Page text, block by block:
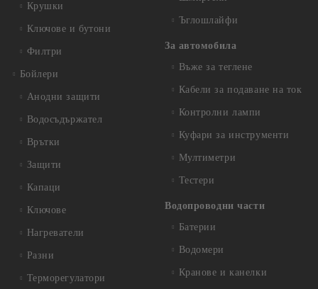
Крушки
Ключове и бутони
Филтри
Бойлери
Анодни защити
Водосъдържател
Врътки
Защити
Капаци
Ключове
Нагреватели
Разни
Терморегулатори
Ъглошлайфи
За автомобила
Въже за теглене
Кабели за подаване на ток
Контролни лампи
Куфари за инструменти
Мултиметри
Тестери
Водопроводни части
Батерии
Водомери
Кранове и канелки